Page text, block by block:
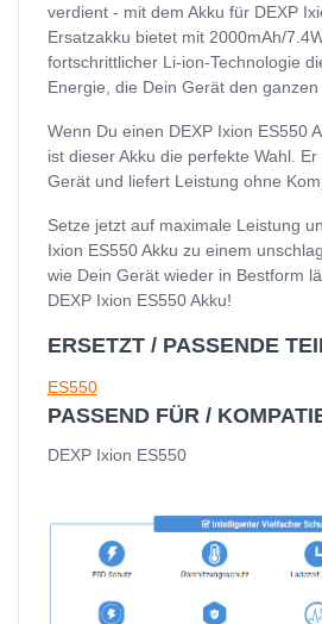
verdient - mit dem Akku für DEXP
Ersatzakku bietet mit 2000mAh/
fortschrittlicher Li-ion-Technologie
Energie, die Dein Gerät den ganzen
Wenn Du einen DEXP Ixion ES550
ist dieser Akku die perfekte Wahl.
Gerät und liefert Leistung ohne
Setze jetzt auf maximale Leistung
Ixion ES550 Akku zu einem
wie Dein Gerät wieder in Bestform
DEXP Ixion ES550 Akku!
ERSETZT / PASSENDE
ES550
PASSEND FÜR /
DEXP Ixion ES550